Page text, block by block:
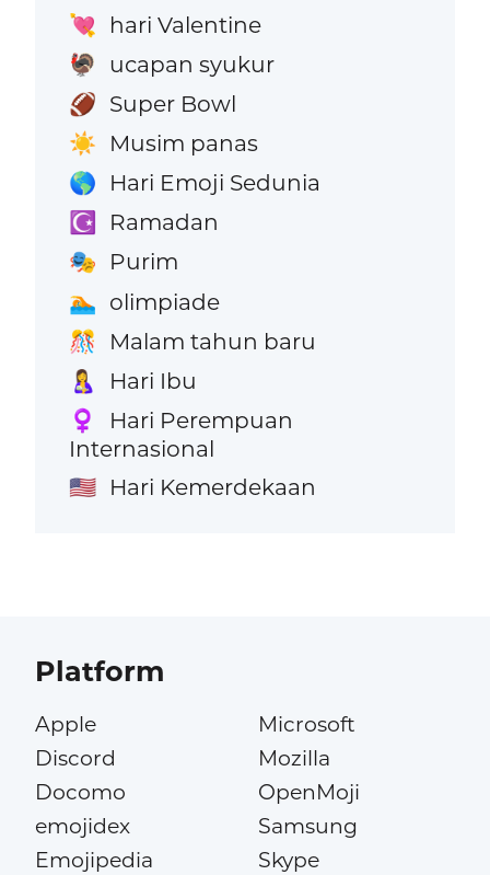
💘 hari Valentine
🦃 ucapan syukur
🏈 Super Bowl
☀️ Musim panas
🌎 Hari Emoji Sedunia
☪️ Ramadan
🎭 Purim
🏊 olimpiade
🎊 Malam tahun baru
🤱 Hari Ibu
♀️
Hari Perempuan
Internasional
🇺🇸 Hari Kemerdekaan
Platform
Apple
Discord
Docomo
emojidex
Emojipedia
Microsoft
Mozilla
OpenMoji
Samsung
Skype